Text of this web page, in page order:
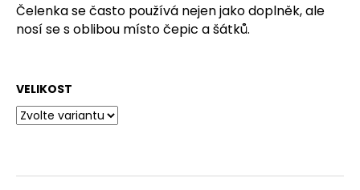
Čelenka se často používá nejen jako doplněk, ale
nosí se s oblibou místo čepic a šátků.
VELIKOST
D
o
r
u
j